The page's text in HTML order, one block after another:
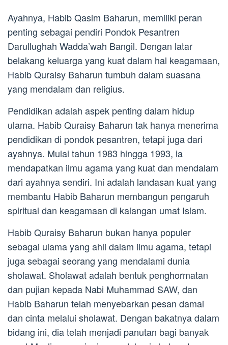
Ayahnya, Habib Qasim Baharun, memiliki peran
penting sebagai pendiri Pondok Pesantren
Darullughah Wadda’wah Bangil. Dengan latar
belakang keluarga yang kuat dalam hal keagamaan,
Habib Quraisy Baharun tumbuh dalam suasana
yang mendalam dan religius.
Pendidikan adalah aspek penting dalam hidup
ulama. Habib Quraisy Baharun tak hanya menerima
pendidikan di pondok pesantren, tetapi juga dari
ayahnya. Mulai tahun 1983 hingga 1993, ia
mendapatkan ilmu agama yang kuat dan mendalam
dari ayahnya sendiri. Ini adalah landasan kuat yang
membantu Habib Baharun membangun pengaruh
spiritual dan keagamaan di kalangan umat Islam.
Habib Quraisy Baharun bukan hanya populer
sebagai ulama yang ahli dalam ilmu agama, tetapi
juga sebagai seorang yang mendalami dunia
sholawat. Sholawat adalah bentuk penghormatan
dan pujian kepada Nabi Muhammad SAW, dan
Habib Baharun telah menyebarkan pesan damai
dan cinta melalui sholawat. Dengan bakatnya dalam
bidang ini, dia telah menjadi panutan bagi banyak